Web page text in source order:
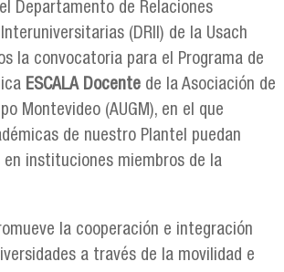
Departamento de Relaciones
(DRII) de la Usach
la convocatoria para el Programa de
ESCALA Docente de la Asociación de
Montevideo (AUGM), en el que
de nuestro Plantel puedan
instituciones miembros de la
la cooperación e integración
a través de la movilidad e